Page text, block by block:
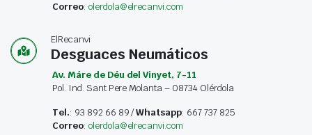
Correo: olerdola@elrecanvi.com
ElRecanvi
Desguaces Neumáticos
Av. Máre de Déu del Vinyet, 7-11
Pol. Ind. Sant Pere Molanta – 08734 Olérdola
Tel.: 93 892 66 89 /Whatsapp: 667 737 825
Correo: olerdola@elrecanvi.com